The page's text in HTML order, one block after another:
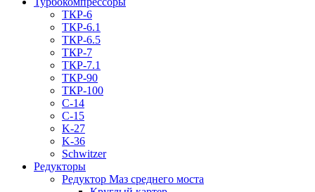
ТКР-6
ТКР-6.1
ТКР-6.5
ТКР-7
ТКР-7.1
ТКР-90
ТКР-100
C-14
C-15
K-27
K-36
Schwitzer
Редукторы
Редуктор Маз среднего моста